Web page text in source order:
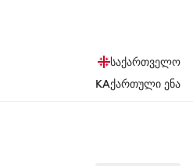
საქართველო
KAქართული ენა